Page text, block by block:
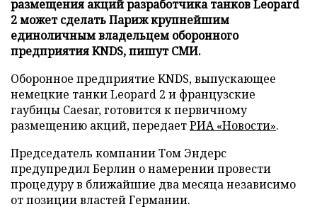
размещения акций разработчика танков Leopard
2 может сделать Париж крупнейшим
единоличным владельцем оборонного
предприятия KNDS, пишут СМИ.
Оборонное предприятие KNDS, выпускающее
немецкие танки Leopard 2 и французские
гаубицы Caesar, готовится к первичному
размещению акций, передаетРИА «Новости».
Председатель компании Том Эндерс
предупредил Берлин о намерении провести
процедуру в ближайшие два месяца независимо
от позиции властей Германии.